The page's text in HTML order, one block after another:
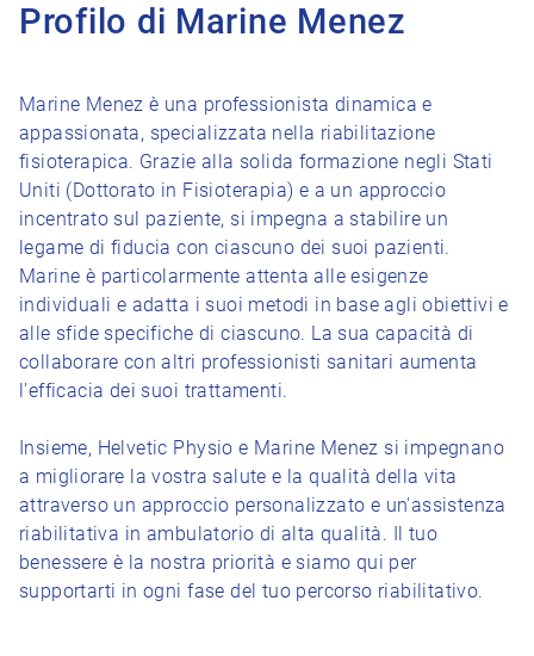
Profilo di Marine Menez
Marine Menez è una professionista dinamica e
appassionata, specializzata nella riabilitazione
fisioterapica. Grazie alla solida formazione negli Stati
Uniti (Dottorato in Fisioterapia) e a un approccio
incentrato sul paziente, si impegna a stabilire un
legame di fiducia con ciascuno dei suoi pazienti.
Marine è particolarmente attenta alle esigenze
individuali e adatta i suoi metodi in base agli obiettivi e
alle sfide specifiche di ciascuno. La sua capacità di
collaborare con altri professionisti sanitari aumenta
l'efficacia dei suoi trattamenti.
Insieme, Helvetic Physio e Marine Menez si impegnano
a migliorare la vostra salute e la qualità della vita
attraverso un approccio personalizzato e un'assistenza
riabilitativa in ambulatorio di alta qualità. Il tuo
benessere è la nostra priorità e siamo qui per
supportarti in ogni fase del tuo percorso riabilitativo.